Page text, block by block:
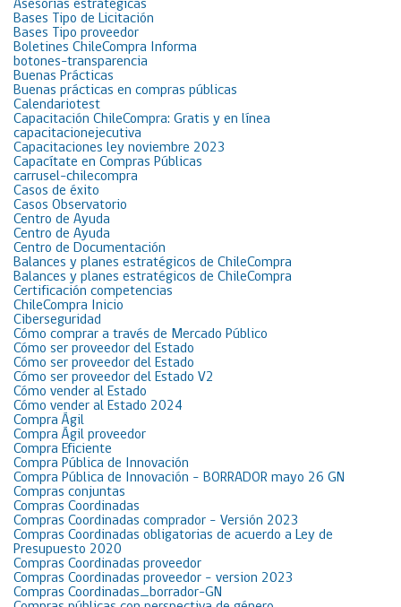
Asesorías estratégicas
Bases Tipo de Licitación
Bases Tipo proveedor
Boletines ChileCompra Informa
botones-transparencia
Buenas Prácticas
Buenas prácticas en compras públicas
Calendariotest
Capacitación ChileCompra: Gratis y en línea
capacitacionejecutiva
Capacitaciones ley noviembre 2023
Capacítate en Compras Públicas
carrusel-chilecompra
Casos de éxito
Casos Observatorio
Centro de Ayuda
Centro de Ayuda
Centro de Documentación
Balances y planes estratégicos de ChileCompra
Balances y planes estratégicos de ChileCompra
Certificación competencias
ChileCompra Inicio
Ciberseguridad
Cómo comprar a través de Mercado Público
Cómo ser proveedor del Estado
Cómo ser proveedor del Estado
Cómo ser proveedor del Estado V2
Cómo vender al Estado
Cómo vender al Estado 2024
Compra Ágil
Compra Ágil proveedor
Compra Eficiente
Compra Pública de Innovación
Compra Pública de Innovación – BORRADOR mayo 26 GN
Compras conjuntas
Compras Coordinadas
Compras Coordinadas comprador – Versión 2023
Compras Coordinadas obligatorias de acuerdo a Ley de
Presupuesto 2020
Compras Coordinadas proveedor
Compras Coordinadas proveedor – version 2023
Compras Coordinadas_borrador-GN